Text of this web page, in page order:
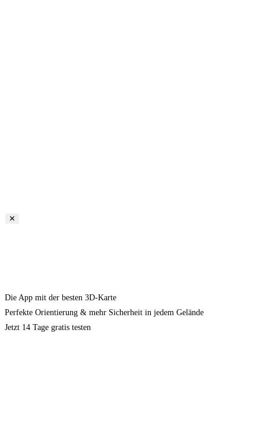
✕
Die App mit der besten 3D-Karte
Perfekte Orientierung & mehr Sicherheit in jedem Gelände
Jetzt 14 Tage gratis testen